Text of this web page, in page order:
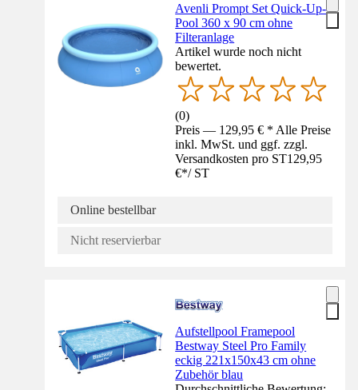
Avenli Prompt Set Quick-Up-
Pool 360 x 90 cm ohne
Filteranlage
Artikel wurde noch nicht
bewertet.
(0)
Preis — 129,95 € * Alle Preise
inkl. MwSt. und ggf. zzgl.
Versandkosten pro ST129,95
€*/ ST
Online bestellbar
Nicht reservierbar
Aufstellpool Framepool
Bestway Steel Pro Family
eckig 221x150x43 cm ohne
Zubehör blau